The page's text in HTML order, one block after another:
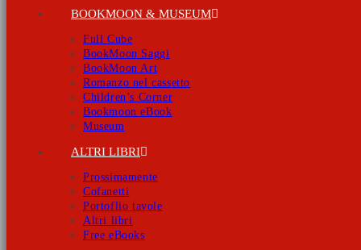
BOOKMOON & MUSEUM
Full Cube
BookMoon Saggi
BookMoon Art
Romanzo nel cassetto
Children’s Corner
Bookmoon eBook
Museum
ALTRI LIBRI
Prossimamente
Cofanetti
Portoflio tavole
Altri libri
Free eBooks